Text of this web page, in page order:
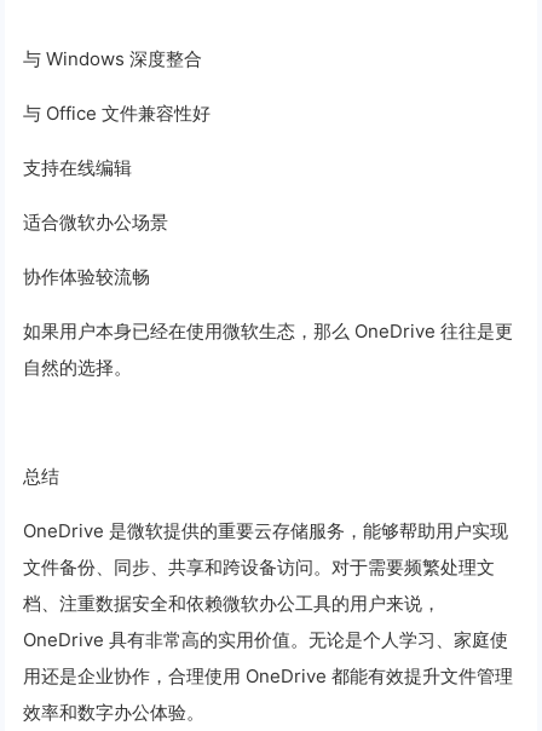
与 Windows 深度整合
与 Office 文件兼容性好
支持在线编辑
适合微软办公场景
协作体验较流畅
如果用户本身已经在使用微软生态，那么 OneDrive 往往是更
自然的选择。
总结
OneDrive 是微软提供的重要云存储服务，能够帮助用户实现
文件备份、同步、共享和跨设备访问。对于需要频繁处理文
档、注重数据安全和依赖微软办公工具的用户来说，
OneDrive 具有非常高的实用价值。无论是个人学习、家庭使
用还是企业协作，合理使用 OneDrive 都能有效提升文件管理
效率和数字办公体验。